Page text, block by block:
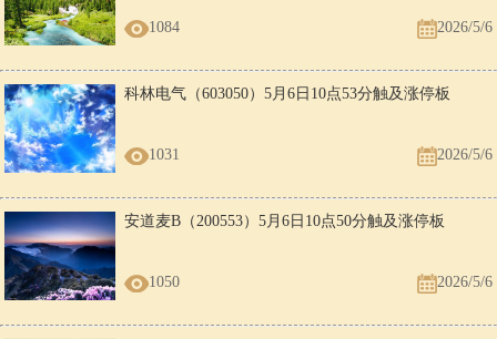
1084 2026/5/6
科林电气（603050）5月6日10点53分触及涨停板
1031 2026/5/6
安道麦B（200553）5月6日10点50分触及涨停板
1050 2026/5/6